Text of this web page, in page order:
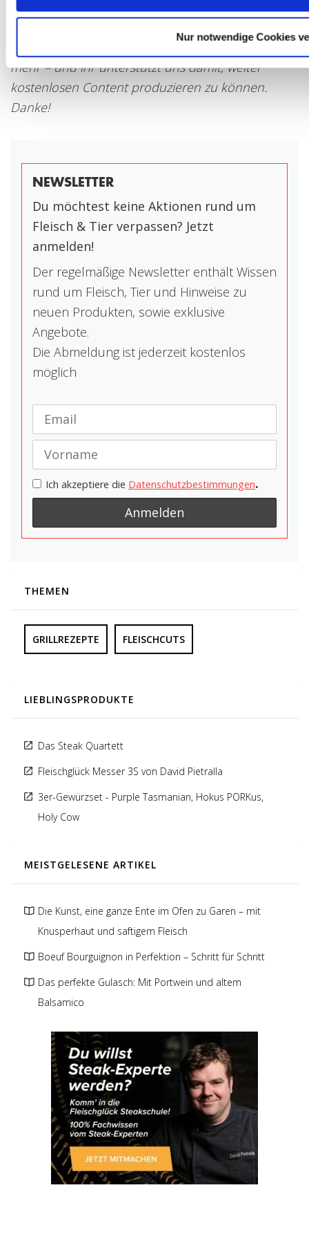
Nur notwendige Cookies
Produkts über einen Link bekommen wir eine
kostet das Produkt deshalb aber keinen Cent
mehr – und ihr unterstützt uns damit, weiter
kostenlosen Content produzieren zu können.
Danke!
NEWSLETTER
Du möchtest keine Aktionen rund um
Fleisch & Tier verpassen? Jetzt
anmelden!
Der regelmäßige Newsletter enthält Wissen
rund um Fleisch, Tier und Hinweise zu
neuen Produkten, sowie exklusive
Angebote.
Die Abmeldung ist jederzeit kostenlos
möglich
Ich akzeptiere die Datenschutzbestimmungen.
THEMEN
GRILLREZEPTE FLEISCHCUTS
LIEBLINGSPRODUKTE
Das Steak Quartett
Fleischglück Messer 3S von David Pietralla
3er-Gewürzset - Purple Tasmanian, Hokus PORKus,
Holy Cow
MEISTGELESENE ARTIKEL
Die Kunst, eine ganze Ente im Ofen zu Garen – mit
Knusperhaut und saftigem Fleisch
Boeuf Bourguignon in Perfektion – Schritt für Schritt
Das perfekte Gulasch: Mit Portwein und altem
Balsamico